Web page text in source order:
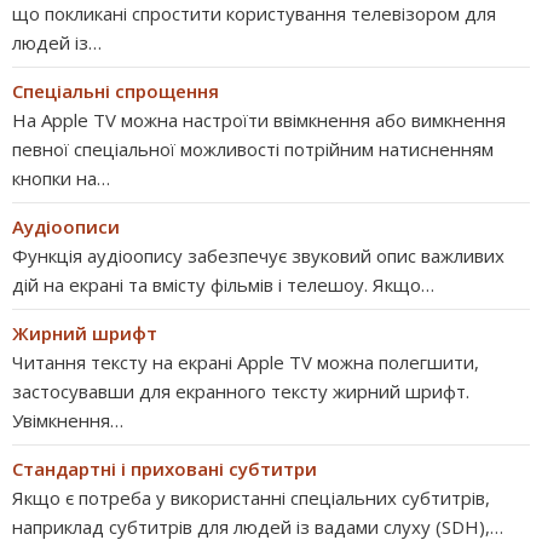
що покликані спростити користування телевізором для
людей із…
Спеціальні спрощення
На Apple TV можна настроїти ввімкнення або вимкнення
певної спеціальної можливості потрійним натисненням
кнопки на…
Аудіоописи
Функція аудіоопису забезпечує звуковий опис важливих
дій на екрані та вмісту фільмів і телешоу. Якщо…
Жирний шрифт
Читання тексту на екрані Apple TV можна полегшити,
застосувавши для екранного тексту жирний шрифт.
Увімкнення…
Стандартні і приховані субтитри
Якщо є потреба у використанні спеціальних субтитрів,
наприклад субтитрів для людей із вадами слуху (SDH),…